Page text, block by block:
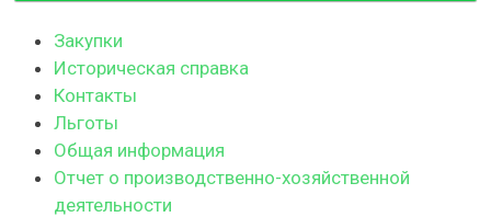
Закупки
Историческая справка
Контакты
Льготы
Общая информация
Отчет о производственно-хозяйственной
деятельности